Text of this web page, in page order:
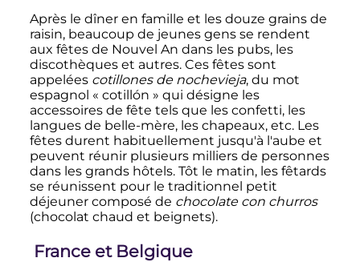
Après le dîner en famille et les douze grains de
raisin, beaucoup de jeunes gens se rendent
aux fêtes de Nouvel An dans les pubs, les
discothèques et autres. Ces fêtes sont
appelées cotillones de nochevieja, du mot
espagnol « cotillón » qui désigne les
accessoires de fête tels que les confetti, les
langues de belle-mère, les chapeaux, etc.Les
fêtes durent habituellement jusqu'à l'aube et
peuvent réunir plusieurs milliers de personnes
dans les grands hôtels. Tôt le matin, les fêtards
se réunissent pour le traditionnel petit
déjeuner composé de chocolate con churros
(chocolat chaud et beignets).
France et Belgique